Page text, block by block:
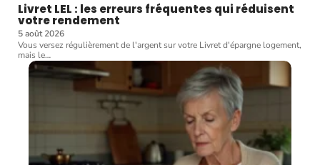
Livret LEL : les erreurs fréquentes qui réduisent
votre rendement
5 août 2026
Vous versez régulièrement de l'argent sur votre Livret d'épargne logement,
mais le…